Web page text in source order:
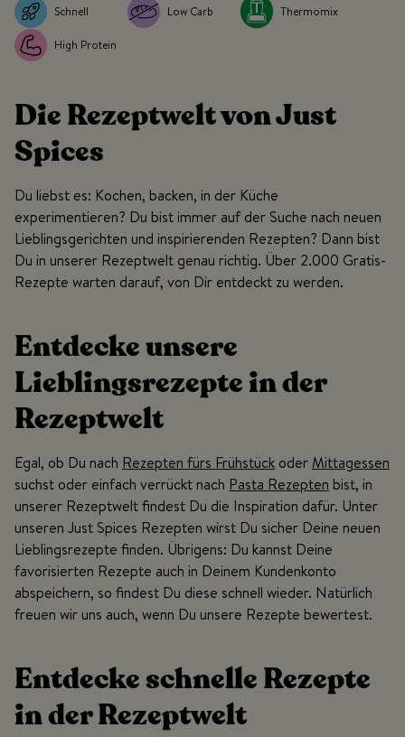
Schnell Low Carb Thermomix
High Protein
Die Rezeptwelt von Just
Spices
Du liebst es: Kochen, backen, in der Küche
experimentieren? Du bist immer auf der Suche nach neuen
Lieblingsgerichten und inspirierenden Rezepten? Dann bist
Du in unserer Rezeptwelt genau richtig. Über 2.000 Gratis-
Rezepte warten darauf, von Dir entdeckt zu werden.
Entdecke unsere
Lieblingsrezepte in der
Rezeptwelt
Egal, ob Du nach Rezepten fürs Frühstück oder Mittagessen
suchst oder einfach verrückt nach Pasta Rezepten bist, in
unserer Rezeptwelt findest Du die Inspiration dafür. Unter
unseren Just Spices Rezepten wirst Du sicher Deine neuen
Lieblingsrezepte finden. Übrigens: Du kannst Deine
favorisierten Rezepte auch in Deinem Kundenkonto
abspeichern, so findest Du diese schnell wieder. Natürlich
freuen wir uns auch, wenn Du unsere Rezepte bewertest.
Entdecke schnelle Rezepte
in der Rezeptwelt